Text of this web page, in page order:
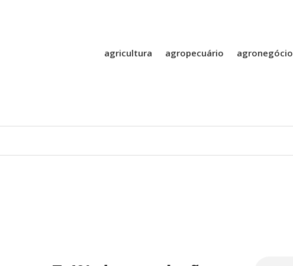
agricultura agropecuário agronegócio